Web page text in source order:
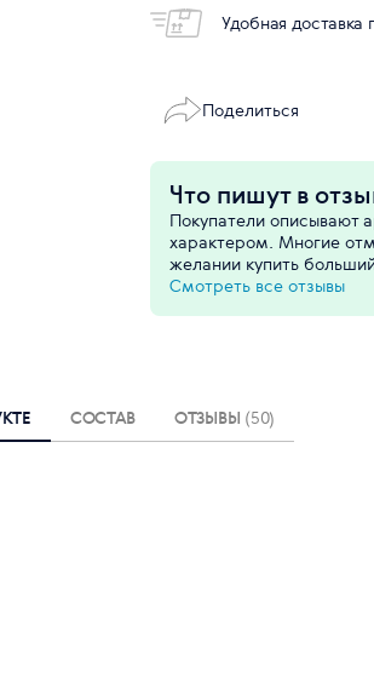
Удобная доставка
Поделиться
Что пишут в
Покупатели описывают
характером. Многие
желании купить
Смотреть все отзывы
СОСТАВ ОТЗЫВЫ (50)